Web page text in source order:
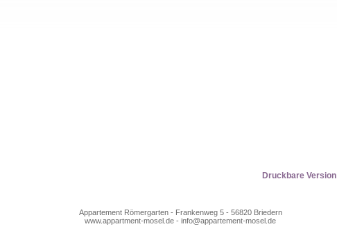
Druckbare Version
Appartement Römergarten - Frankenweg 5 - 56820 Briedern
www.appartment-mosel.de - info@appartement-mosel.de